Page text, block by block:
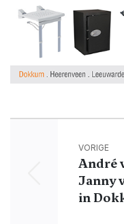
VORIGE
André
Janny
in